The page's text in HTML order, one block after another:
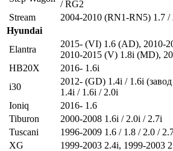
/ RG2
Stream
2004-2010 (RN1-RN5) 1.7 /
Hyundai
Elantra
2015- (VI) 1.6 (AD), 2010-
2010-2015 (V) 1.8i (MD),
HB20X
2016- 1.6i
i30
2012- (GD) 1.4i / 1.6i
1.4i / 1.6i / 2.0i
Ioniq
2016- 1.6
Tiburon
2000-2008 1.6i / 2.0i / 2.7i
Tuscani
1996-2009 1.6 / 1.8 / 2.0 /
XG
1999-2003 2.4i, 1999-2003